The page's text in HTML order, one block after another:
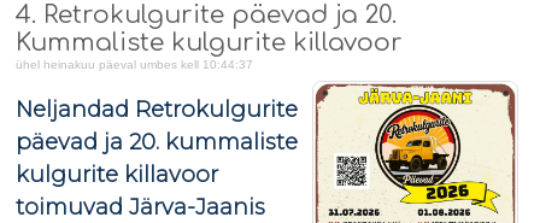
4. Retrokulgurite päevad ja 20.
Kummaliste kulgurite killavoor
ühel heinakuu päeval umbes kell 10:44:37
Neljandad Retrokulgurite
päevad ja 20. kummaliste
kulgurite killavoor
toimuvad Järva-Jaanis